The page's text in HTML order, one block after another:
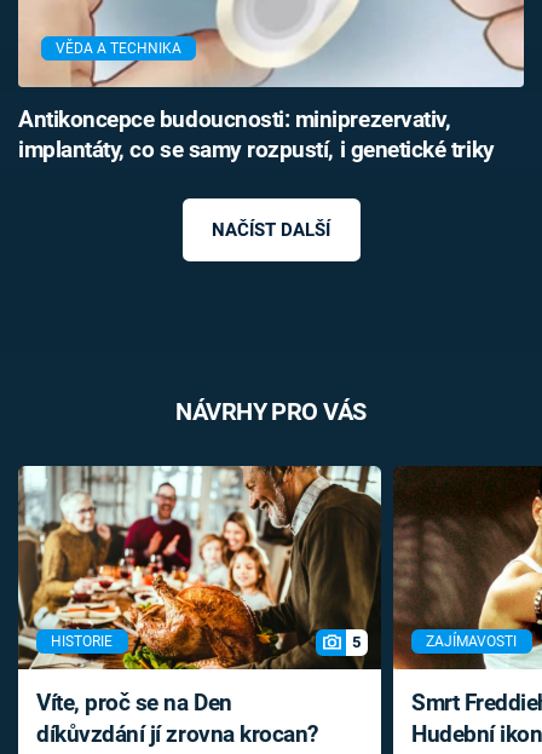
VĚDA A TECHNIKA
Antikoncepce budoucnosti: miniprezervativ,
implantáty, co se samy rozpustí, i genetické triky
NAČÍST DALŠÍ
NÁVRHY PRO VÁS
HISTORIE 5
Víte, proč se na Den
díkůvzdání jí zrovna krocan?
ZAJÍMAVOSTI
Smrt
Hudební